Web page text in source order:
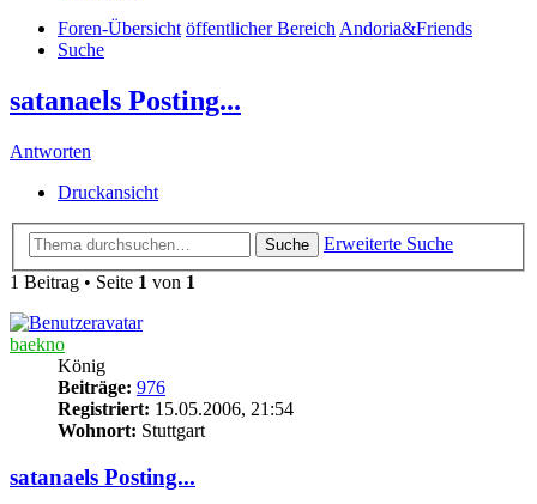
Foren-Übersicht öffentlicher BereichAndoria&Friends
Suche
satanaels Posting...
Antworten
Druckansicht
Suche
Erweiterte Suche
1 Beitrag • Seite 1 von 1
baekno
König
Beiträge: 976
Registriert: 15.05.2006, 21:54
Wohnort: Stuttgart
satanaels Posting...